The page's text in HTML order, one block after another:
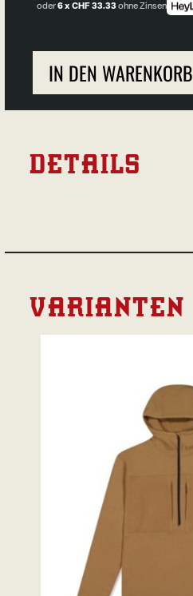
oder6 x CHF 33.33ohne Zinsen
IN DEN WARENKORB
DETAILS
VARIANTEN